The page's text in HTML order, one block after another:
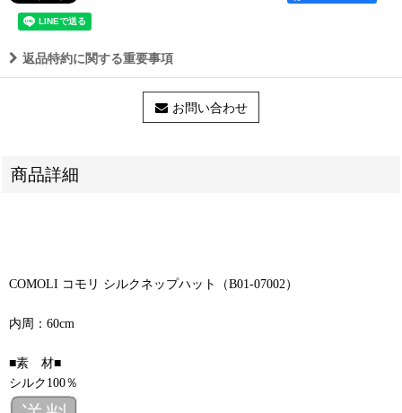
返品特約に関する重要事項
お問い合わせ
商品詳細
COMOLI コモリ シルクネップハット（B01-07002）
内周：60cm
■素 材■
シルク100％